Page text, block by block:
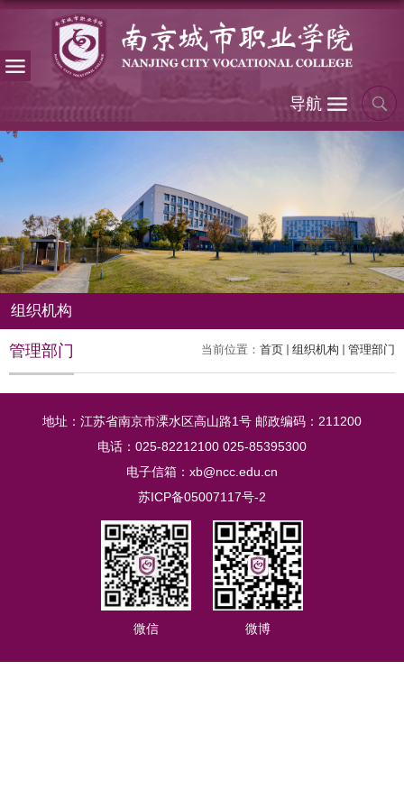
导航
组织机构
当前位置： 首页 组织机构 管理部门
管理部门
地址：江苏省南京市溧水区高山路1号 邮政编码：211200
电话：025-82212100 025-85395300
电子信箱：xb@ncc.edu.cn
苏ICP备05007117号-2
微信 微博